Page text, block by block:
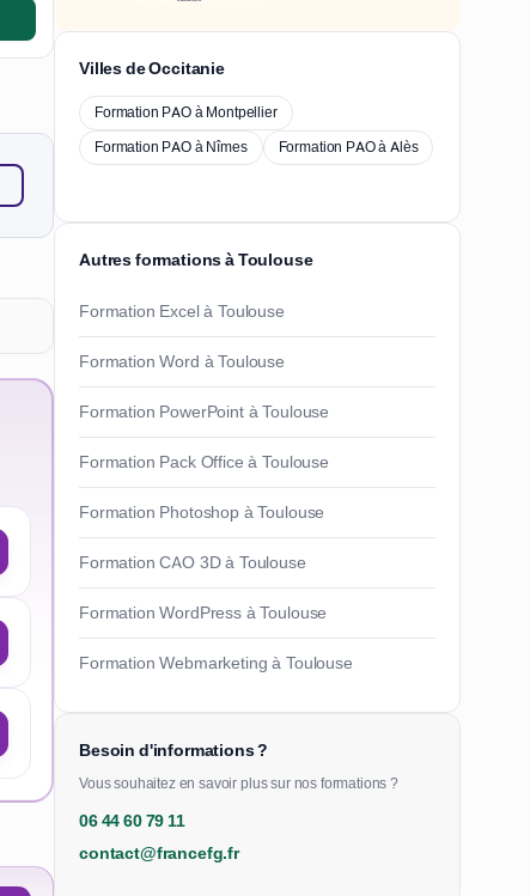
Villes de Occitanie
Formation PAO à Montpellier
Formation PAO à Nîmes
Formation PAO à Alès
Autres formations à Toulouse
Formation Excel à Toulouse
Formation Word à Toulouse
Formation PowerPoint à Toulouse
Formation Pack Office à Toulouse
Formation Photoshop à Toulouse
Formation CAO 3D à Toulouse
Formation WordPress à Toulouse
Formation Webmarketing à Toulouse
Besoin d'informations ?
Vous souhaitez en savoir plus sur nos formations ?
06 44 60 79 11
contact@francefg.fr